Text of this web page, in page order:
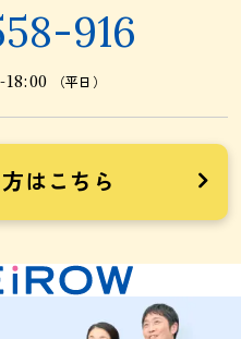
916
18:00 （平日）
はこちら